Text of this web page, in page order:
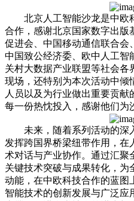
北京人工智能沙龙是中欧
合作，感谢北京国家数字出版
促进会、中国移动通信联合会
中国致公经济委、欧中人工智
关村大数据产业联盟等社会各
现场，还特别为本次活动中倾
人员以及为行业做出重要贡
每一份热忱投入，感谢他们为
未来，随着系列活动的深
发挥跨国界桥梁纽带作用，
术对话与产业协作。通过汇聚
关键技术突破与成果转化，为
动能，在中欧科技合作的蓝图
智能技术的创新发展与广泛